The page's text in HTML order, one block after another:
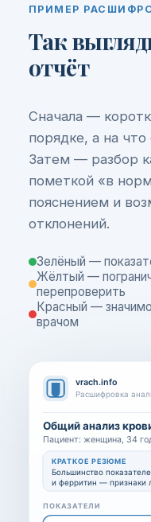
ПРИМЕР
Так
отчёт
Сначала —
порядке, а на
Затем — разбор
пометкой «в
пояснением и
отклонений.
Зелёный —
Жёлтый —
перепроверить
Красный —
врачом
vrach.info
Расшифровка
Общий анализ
Пациент: женщина, 34
КРАТКОЕ РЕЗЮМЕ
Большинство
и ферритин — признаки
ПОКАЗАТЕЛИ